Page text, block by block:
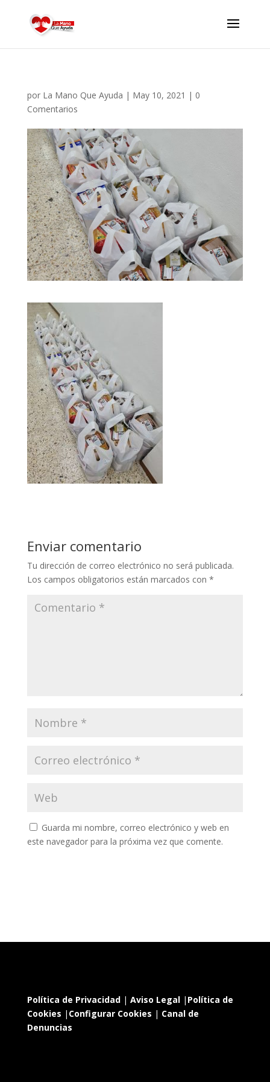
por La Mano Que Ayuda | May 10, 2021 | 0
Comentarios
Enviar comentario
Tu dirección de correo electrónico no será publicada.
Los campos obligatorios están marcados con *
Guarda mi nombre, correo electrónico y web en
este navegador para la próxima vez que comente.
Política de Privacidad| Aviso Legal| Política de
Cookies | Configurar Cookies | Canal de
Denuncias